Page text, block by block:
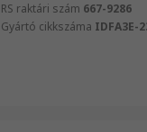
RS raktári szám 667-9286
Gyártó cikkszáma IDFA3E-